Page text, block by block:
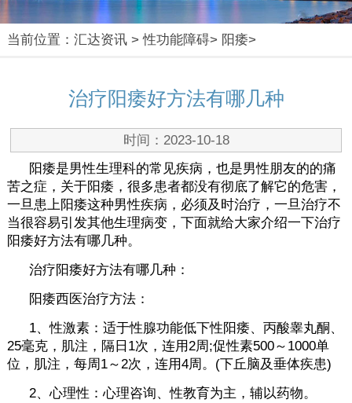
当前位置： 汇达资讯>性功能障碍> 阳痿>
治疗阳痿好方法有哪几种
时间：2023-10-18
阳痿是男性生理科的常见疾病，也是男性朋友的的痛
苦之症，关于阳痿，很多患者都没有彻底了解它的危害，
一旦患上阳痿这种男性疾病，必须及时治疗，一旦治疗不
当很容易引发其他生理病变，下面就给大家介绍一下治疗
阳痿好方法有哪几种。
治疗阳痿好方法有哪几种：
阳痿西医治疗方法：
1、性激素：适于性腺功能低下性阳痿、丙酸睾丸酮、
25毫克，肌注，隔日1次，连用2周;促性素500～1000单
位，肌注，每周1～2次，连用4周。(下丘脑及垂体疾患)
2、心理性：心理咨询、性教育为主，辅以药物。